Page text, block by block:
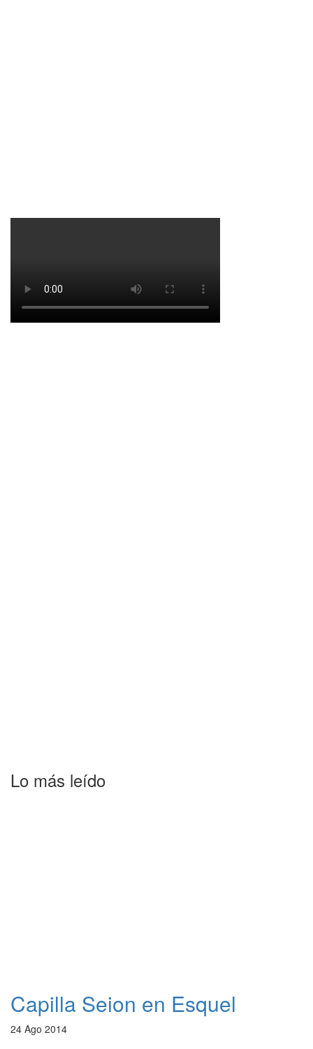
Lo más leído
Capilla Seion en Esquel
24 Ago 2014